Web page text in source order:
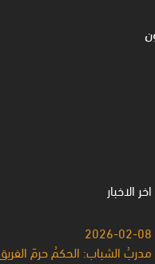
اخر الاخبار
2026-02-08
مدربُ الشباب: الحكمُ حرمَ